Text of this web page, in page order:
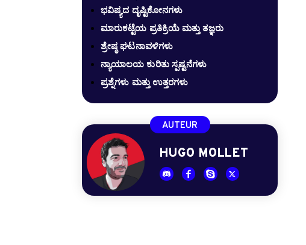
ಭವಿಷ್ಯದ ದೃಷ್ಟಿಕೋನಗಳು
ಮಾರುಕಟ್ಟೆಯ ಪ್ರತಿಕ್ರಿಯೆ ಮತ್ತು ತಜ್ಞರು
ಶ್ರೇಷ್ಠ ಘಟನಾವಳಿಗಳು
ನ್ಯಾಯಾಲಯ ಕುರಿತು ಸ್ಪಷ್ಟನೆಗಳು
ಪ್ರಶ್ನೆಗಳು ಮತ್ತು ಉತ್ತರಗಳು
AUTEUR
HUGO MOLLET